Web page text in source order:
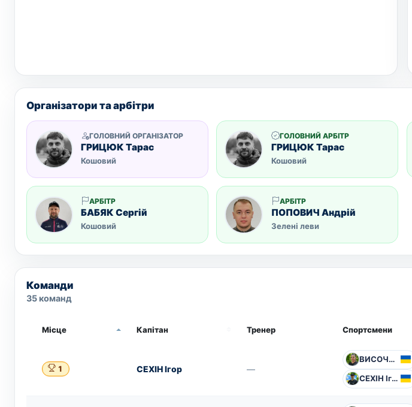
Організатори та арбітри
ГОЛОВНИЙ ОРГАНІЗАТОР
ГРИЦЮК Тарас
Кошовий
ГОЛОВНИЙ АРБІТР
ГРИЦЮК Тарас
Кошовий
АРБІТР
БАБЯК Сергій
Кошовий
АРБІТР
ПОПОВИЧ Андрій
Зелені леви
Команди
35 команд
Місце Капітан Тренер Спортсмени
1 СЕХІН Ігор —
ВИСОЧАНСЬКА Власта
СЕХІН Ігор